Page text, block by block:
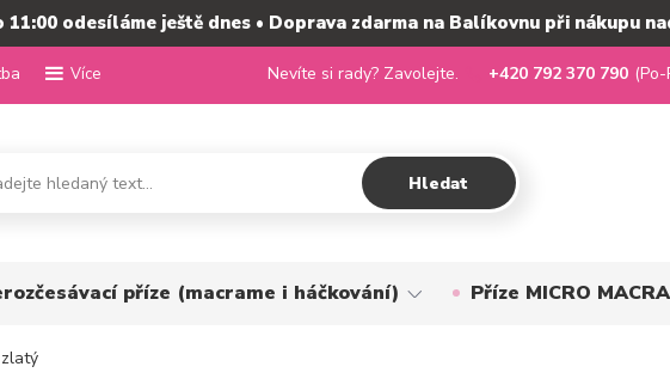
odesíláme ještě dnes • Doprava zdarma na Balíkovnu při nákupu
Více
Hledat
Nevíte si rady? Zavolejte. +420 792 370 790
příze (macrame i háčkování) Příze MICRO